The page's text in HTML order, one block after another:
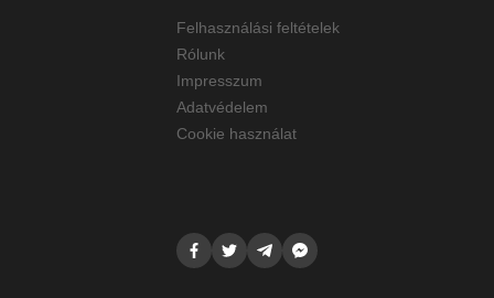
Felhasználási feltételek
Rólunk
Impresszum
Adatvédelem
Cookie használat